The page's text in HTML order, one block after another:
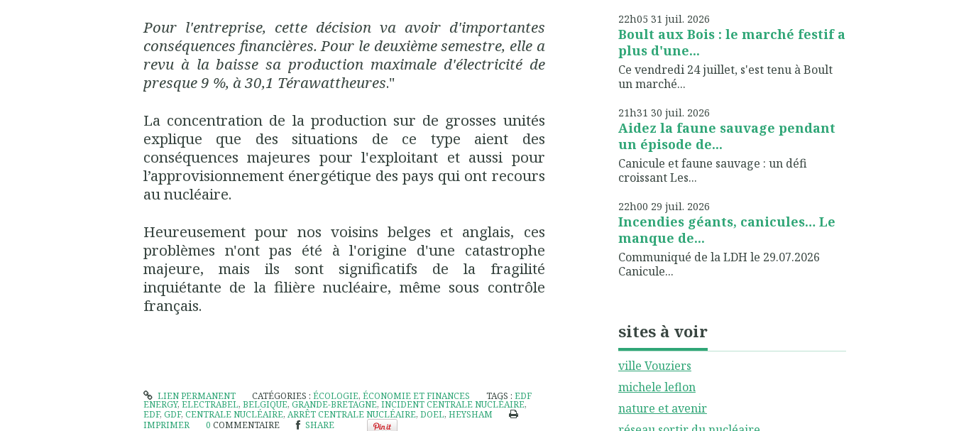
Pour l'entreprise, cette décision va avoird'importantes
conséquences financières. Pour le deuxième semestre, elle a
revu à la baisse sa production maximale d'électricité de
presque 9 %, à 30,1 Térawattheures."
La concentration de la production sur de grosses unités
explique que des situations de ce type aient des
conséquences majeures pour l'exploitant et aussi pour
l’approvisionnement énergétique des pays qui ont recours
au nucléaire.
Heureusement pour nos voisins belges et anglais, ces
problèmes n'ont pas été à l'origine d'une catastrophe
majeure, mais ils sont significatifs de la fragilité
inquiétante de la filière nucléaire, même sous contrôle
français.
LIEN PERMANENT CATÉGORIES :ÉCOLOGIE,ÉCONOMIE ET FINANCES TAGS :EDF
ENERGY, ELECTRABEL, BELGIQUE, GRANDE-BRETAGNE, INCIDENT CENTRALE NUCLÉAIRE,
EDF, GDF, CENTRALE NUCLÉAIRE, ARRÊT CENTRALE NUCLÉAIRE, DOEL, HEYSHAM
IMPRIMER
0 COMMENTAIRE SHARE
22h05 31 juil. 2026
Boult aux Bois : le marché festif a
plus d'une...
Ce vendredi 24 juillet, s'est tenu à Boult
un marché...
21h31 30 juil. 2026
Aidez la faune sauvage pendant
un épisode de...
Canicule et faune sauvage : un défi
croissant Les...
22h00 29 juil. 2026
Incendies géants, canicules… Le
manque de...
Communiqué de la LDH le 29.07.2026
Canicule...
sites à voir
ville Vouziers
michele leflon
nature et avenir